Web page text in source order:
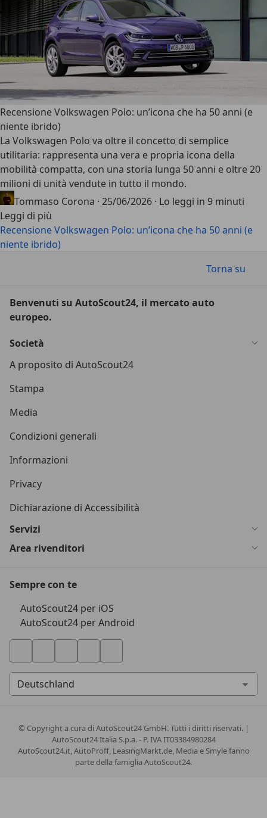
Recensione Volkswagen Polo: un’icona che ha 50 anni (e
niente ibrido)
La Volkswagen Polo va oltre il concetto di semplice
utilitaria: rappresenta una vera e propria icona della
mobilità compatta, con una storia lunga 50 anni e oltre 20
milioni di unità vendute in tutto il mondo.
Tommaso Corona · 25/06/2026 · Lo leggi in 9 minuti
Leggi di più
Recensione Volkswagen Polo: un’icona che ha 50 anni (e
niente ibrido)
Torna su
Benvenuti su AutoScout24, il mercato auto
europeo.
Società
A proposito di AutoScout24
Stampa
Media
Condizioni generali
Informazioni
Privacy
Dichiarazione di Accessibilità
Servizi
Area rivenditori
Sempre con te
AutoScout24 per iOS
AutoScout24 per Android
© Copyrighta cura di AutoScout24 GmbH. Tutti i diritti riservati. |
AutoScout24 Italia S.p.a. - P. IVA IT03384980284
AutoScout24.it, AutoProff, LeasingMarkt.de, Media e Smyle fanno
parte della famiglia AutoScout24.